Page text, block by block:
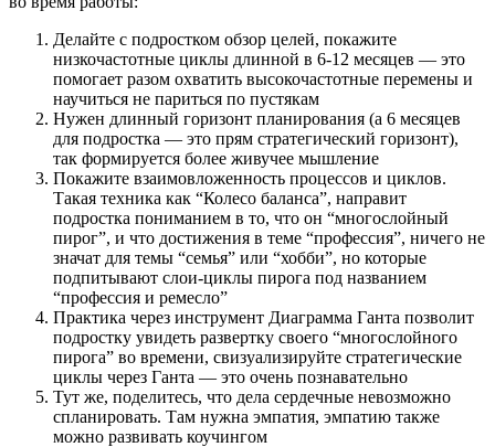
Делайте с подростком обзор целей, покажите
низкочастотные циклы длинной в 6-12 месяцев — это
помогает разом охватить высокочастотные перемены и
научиться не париться по пустякам
Нужен длинный горизонт планирования (а 6 месяцев
для подростка — это прям стратегический горизонт),
так формируется более живучее мышление
Покажите взаимовложенность процессов и циклов.
Такая техника как “Колесо баланса”, направит
подростка пониманием в то, что он “многослойный
пирог”, и что достижения в теме “профессия”, ничего не
значат для темы “семья” или “хобби”, но которые
подпитывают слои-циклы пирога под названием
“профессия и ремесло”
Практика через инструмент Диаграмма Ганта позволит
подростку увидеть развертку своего “многослойного
пирога” во времени, свизуализируйте стратегические
циклы через Ганта — это очень познавательно
Тут же, поделитесь, что дела сердечные невозможно
спланировать. Там нужна эмпатия, эмпатию также
можно развивать коучингом